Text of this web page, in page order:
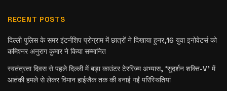
RECENT POSTS
दिल्ली पुलिस के समर इंटर्नशिप प्रोग्राम में छात्रों ने दिखाया हुनर,16 युवा इनोवेटर्स को
कमिश्नर अनुराग कुमार ने किया सम्मानित
स्वतंत्रता दिवस से पहले दिल्ली में बड़ा काउंटर टेररिज्म अभ्यास, ‘सुदर्शन शक्ति-V’ में
आतंकी हमले से लेकर विमान हाईजैक तक की बनाई गईं परिस्थितियां